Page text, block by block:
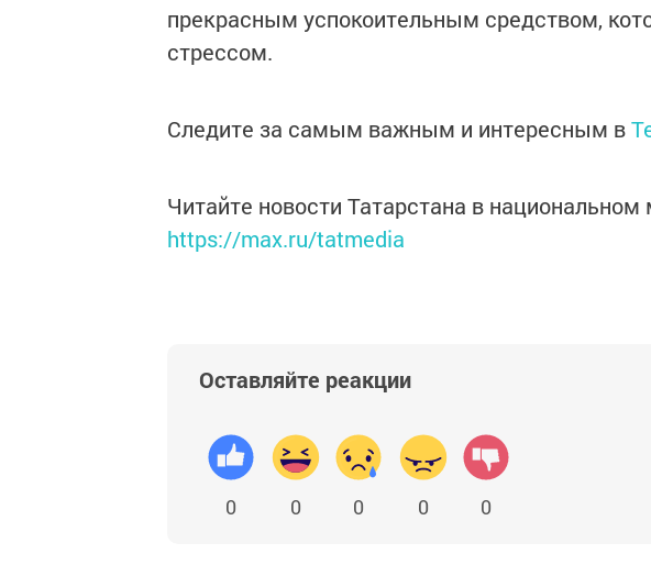
прекрасным успокоительным средством,
стрессом.
Следите за самым важным и интересным в
Читайте новости Татарстана в
https://max.ru/tatmedia
Оставляйте реакции
0 0 0 0 0